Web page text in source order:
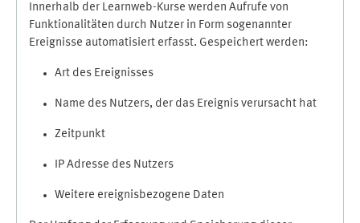
Innerhalb der Learnweb-Kurse werden Aufrufe von
Funktionalitäten durch Nutzer in Form sogenannter
Ereignisse automatisiert erfasst. Gespeichert werden:
Art des Ereignisses
Name des Nutzers, der das Ereignis verursacht hat
Zeitpunkt
IP Adresse des Nutzers
Weitere ereignisbezogene Daten